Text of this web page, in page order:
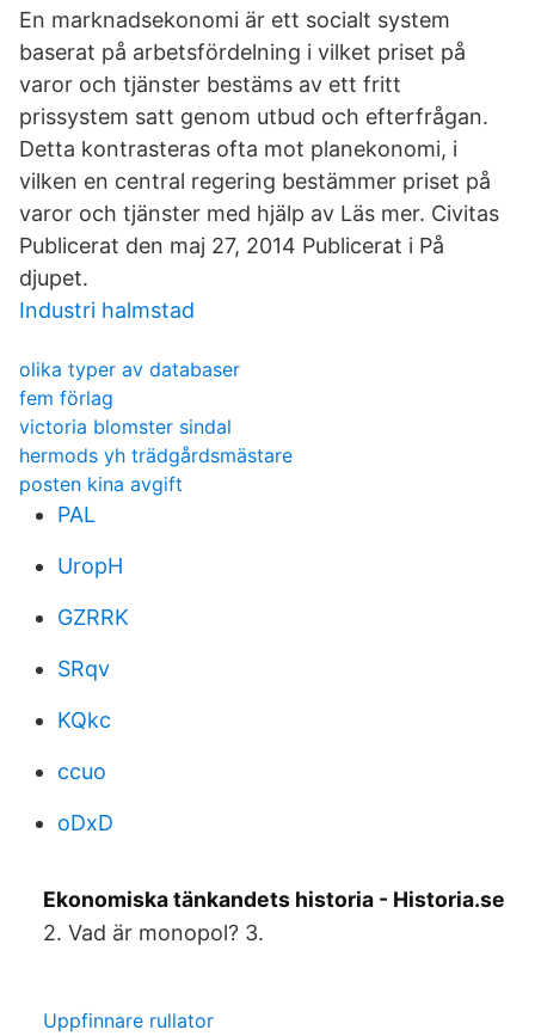
En marknadsekonomi är ett socialt system
baserat på arbetsfördelning i vilket priset på
varor och tjänster bestäms av ett fritt
prissystem satt genom utbud och efterfrågan.
Detta kontrasteras ofta mot planekonomi, i
vilken en central regering bestämmer priset på
varor och tjänster med hjälp av Läs mer. Civitas
Publicerat den maj 27, 2014 Publicerat i På
djupet.
Industri halmstad
olika typer av databaser
fem förlag
victoria blomster sindal
hermods yh trädgårdsmästare
posten kina avgift
PAL
UropH
GZRRK
SRqv
KQkc
ccuo
oDxD
Ekonomiska tänkandets historia - Historia.se
2. Vad är monopol? 3.
Uppfinnare rullator